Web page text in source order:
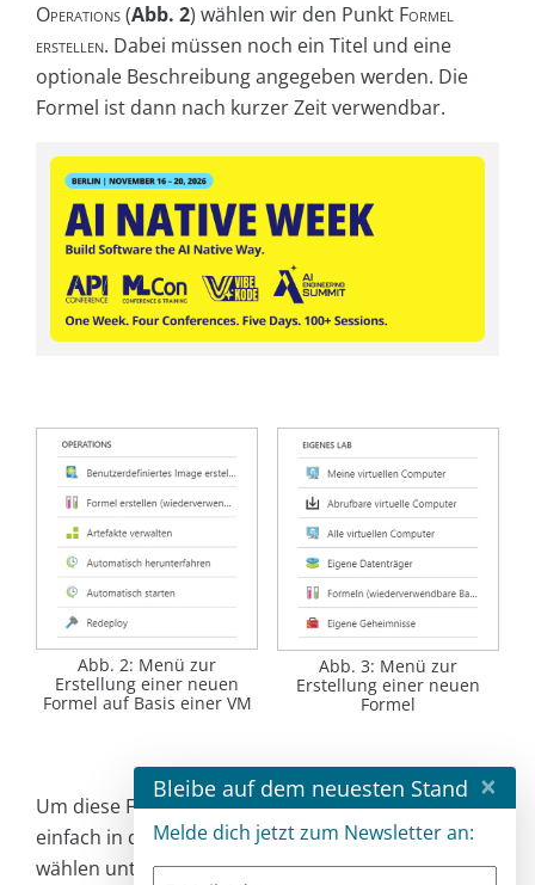
Operations(Abb. 2) wählen wir den Punkt Formel
erstellen. Dabei müssen noch ein Titel und eine
optionale Beschreibung angegeben werden. Die
Formel ist dann nach kurzer Zeit verwendbar.
Abb. 2: Menü zur
Erstellung einer neuen
Formel auf Basis einer VM
Abb. 3: Menü zur
Erstellung einer neuen
Formel
Um diese Formel dann zu verwenden, gehen wir
einfach in das oberste Menü von DevTest Lab,
wählen unter dem BereichEigenes Labden
Bleibe auf dem neuesten Stand ×
Melde dich jetzt zum Newsletter an: